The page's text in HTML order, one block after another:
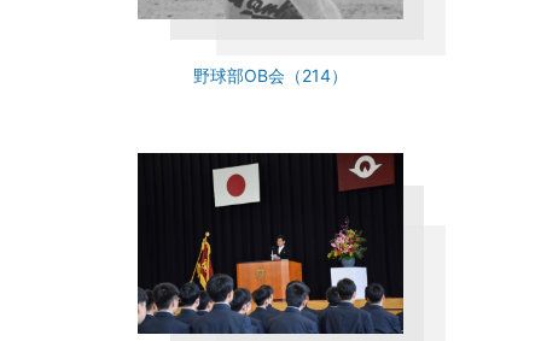
野球部OB会（214）